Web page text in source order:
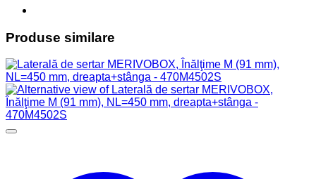
Produse similare